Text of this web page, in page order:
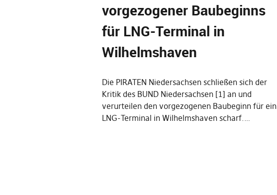
vorgezogener Baubeginns
für LNG-Terminal in
Wilhelmshaven
Die PIRATEN Niedersachsen schließen sich der
Kritik des BUND Niedersachsen [1] an und
verurteilen den vorgezogenen Baubeginn für ein
LNG-Terminal in Wilhelmshaven scharf.…